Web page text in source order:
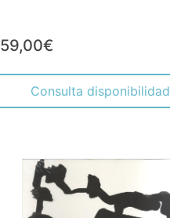
59,00€
Consulta disponibilidad